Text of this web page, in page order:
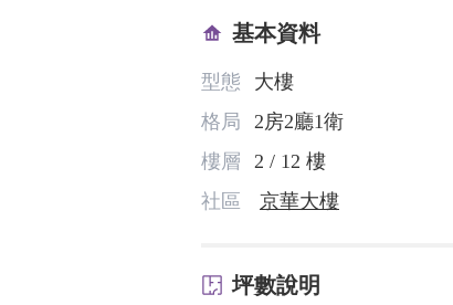
基本資料
型態 大樓
格局
2房2廳1衛
樓層
2 / 12 樓
社區
京華大樓
坪數說明